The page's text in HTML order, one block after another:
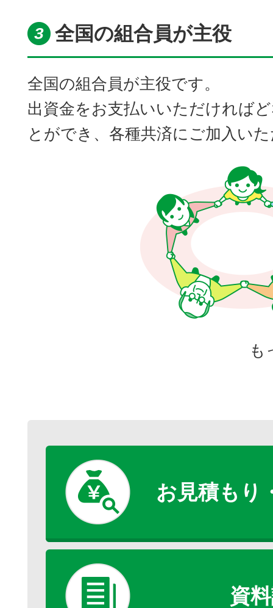
全国の組合員が主役
全国の組合員が主役です。
出資金をお支払いいただければ
とができ、各種共済にご加入い
も
お見積もり
資